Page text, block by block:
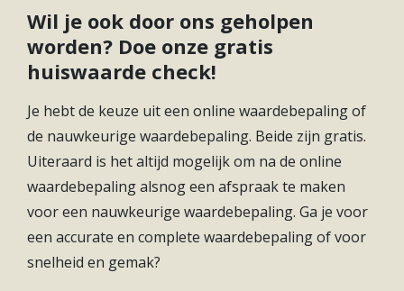
avondje uit.
Wil je ook door ons geholpen
worden? Doe onze gratis
huiswaarde check!
Je hebt de keuze uit een online waardebepaling of
de nauwkeurige waardebepaling. Beide zijn gratis.
Uiteraard is het altijd mogelijk om na de online
waardebepaling alsnog een afspraak te maken
voor een nauwkeurige waardebepaling. Ga je voor
een accurate en complete waardebepaling of voor
snelheid en gemak?